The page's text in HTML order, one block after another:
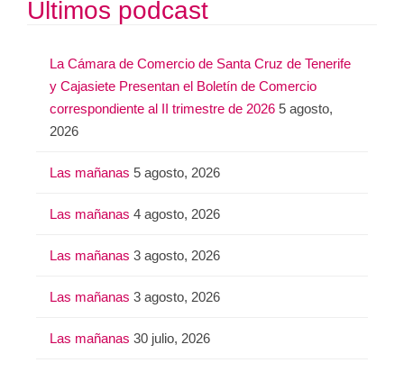
Últimos podcast
La Cámara de Comercio de Santa Cruz de Tenerife
y Cajasiete Presentan el Boletín de Comercio
correspondiente al II trimestre de 2026 5 agosto,
2026
Las mañanas 5 agosto, 2026
Las mañanas 4 agosto, 2026
Las mañanas 3 agosto, 2026
Las mañanas 3 agosto, 2026
Las mañanas 30 julio, 2026